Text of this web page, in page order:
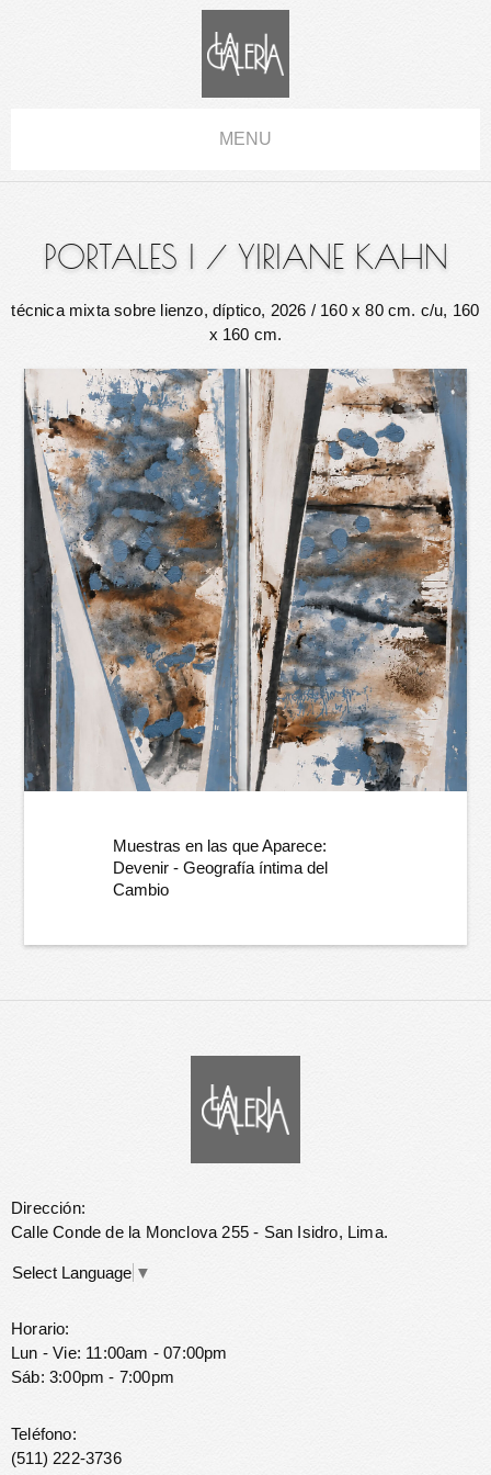
MENU
PORTALES I / YIRIANE KAHN
técnica mixta sobre lienzo, díptico, 2026 / 160 x 80 cm. c/u, 160
x 160 cm.
Muestras en las que Aparece:
Devenir - Geografía íntima del
Cambio
Dirección:
Calle Conde de la Monclova 255 - San Isidro, Lima.
Select Language ▼
Horario:
Lun - Vie: 11:00am - 07:00pm
Sáb: 3:00pm - 7:00pm
Teléfono:
(511) 222-3736